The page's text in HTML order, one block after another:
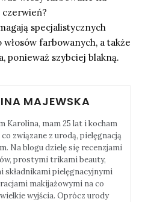
specjalistycznych
farbowanych, a także
ponieważ szybciej blakną.
MAJEWSKA
Karolina, mam 25 lat i kocham
związane z urodą, pielęgnacją
Na blogu dzielę się recenzjami
prostymi trikami beauty,
składnikami pielęgnacyjnymi
makijażowymi na co
wyjścia. Oprócz urody